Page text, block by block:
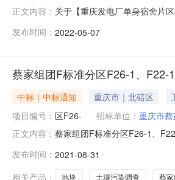
正文内容： 关于【重庆发电厂单身宿舍片
中介服务事项所需服务类型污
发布时间： 2022-05-07
蔡家组团F标准分区F26-1、F22-
中标｜中标通知 重庆市｜北碚区
项目编号： 区F26- 招标单位： 重庆市
正文内容： 蔡家组团F标准分区F26-1、
务事项采购否所需服务类型污
发布时间： 2021-08-31
相关产品：
地块 土壤污染调查 蔡